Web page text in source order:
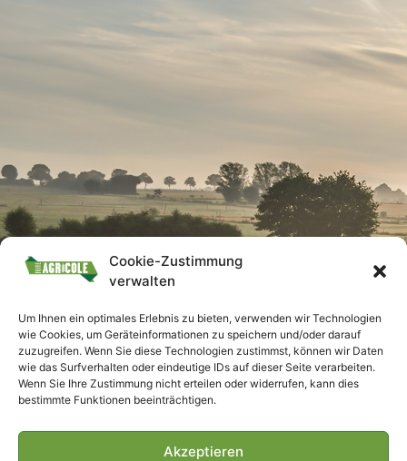
Cookie-Zustimmung
verwalten
Um Ihnen ein optimales Erlebnis zu bieten, verwenden wir Technologien
wie Cookies, um Geräteinformationen zu speichern und/oder darauf
zuzugreifen. Wenn Sie diese Technologien zustimmst, können wir Daten
wie das Surfverhalten oder eindeutige IDs auf dieser Seite verarbeiten.
Wenn Sie Ihre Zustimmung nicht erteilen oder widerrufen, kann dies
bestimmte Funktionen beeinträchtigen.
Akzeptieren